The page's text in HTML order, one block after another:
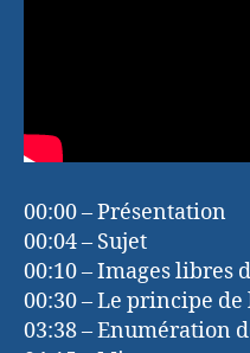
00:00 – Présentation
00:04 – Sujet
00:10 – Images libres
00:30 – Le principe de
03:38 – Enumération